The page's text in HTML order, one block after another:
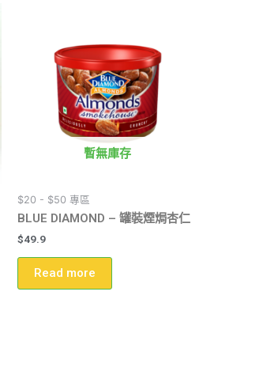
暫無庫存
$20 - $50 專區
BLUE DIAMOND – 罐裝煙焗杏仁
$49.9
Read more